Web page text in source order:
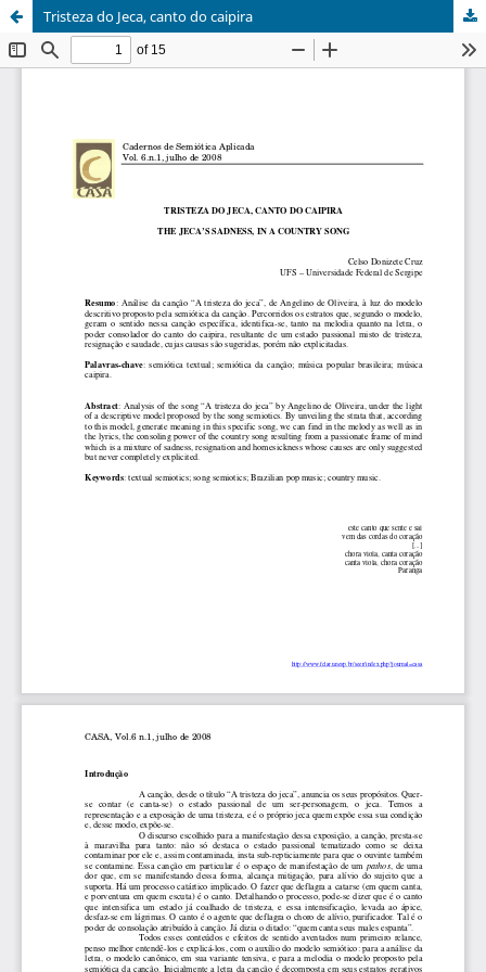
Tristeza do Jeca, canto do caipira